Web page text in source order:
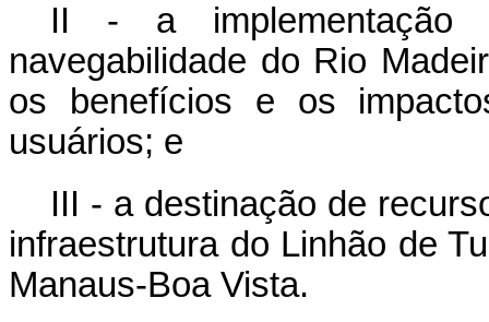
II - a implementação
navegabilidade do Rio
os benefícios e os
usuários; e
III - a destinação de
infraestrutura do Linhão de
Manaus-Boa Vista.